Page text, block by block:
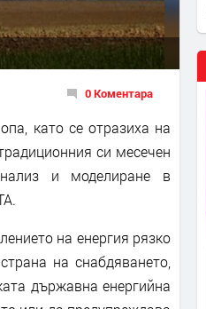
0 Коментара
като се отразиха на
си месечен
и моделиране в
на енергия рязко
на снабдяването,
държавна енергийна